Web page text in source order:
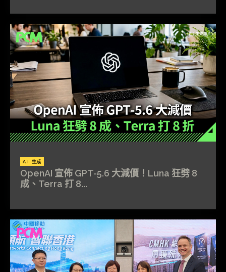
A.I. 生成
OpenAI 宣佈 GPT-5.6 大減價！Luna 狂劈 8
成、Terra 打 8...